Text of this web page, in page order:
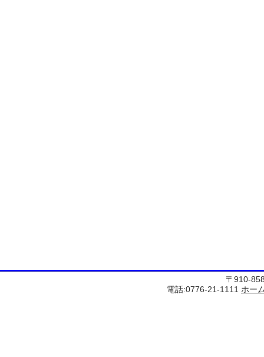
〒910-
電話:0776-21-1111 ホー